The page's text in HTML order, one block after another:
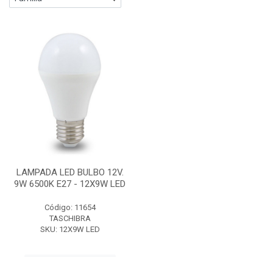
LAMPADA LED BULBO 12V.
9W 6500K E27 - 12X9W LED
Código: 11654
TASCHIBRA
SKU: 12X9W LED